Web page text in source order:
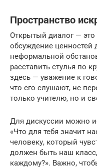
Пространство
Открытый диалог — это
обсуждение ценностей
неформальной
расставить стулья по
здесь — уважение к
что его слушают, не
только учителю, но и
Для дискуссии можно
«Что для тебя значит
человеку, который
должен быть наш
каждому?». Важно,